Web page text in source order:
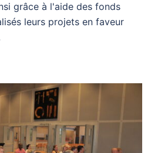
grâce à l'aide des fonds
leurs projets en faveur